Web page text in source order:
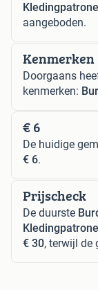
aangeboden.
Kenmerken
Doorgaans
kenmerken:
€ 6
De huidige
€ 6.
Prijscheck
De duurste
€ 30, terwijl de